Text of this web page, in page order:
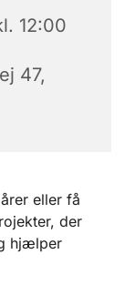
12:00
47,
eller få
der
hjælper